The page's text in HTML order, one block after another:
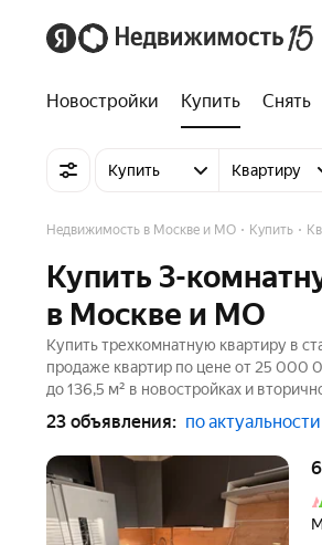
Новостройки Купить Снять
Купить Квартиру
Недвижимость в Москве и МО Купить
Купить 3-
в Москве и МО
Купить трехкомнатную квартиру в
продаже квартир по цене от 25
до 136,5 м² в новостройках и
23 объявления: по актуальности